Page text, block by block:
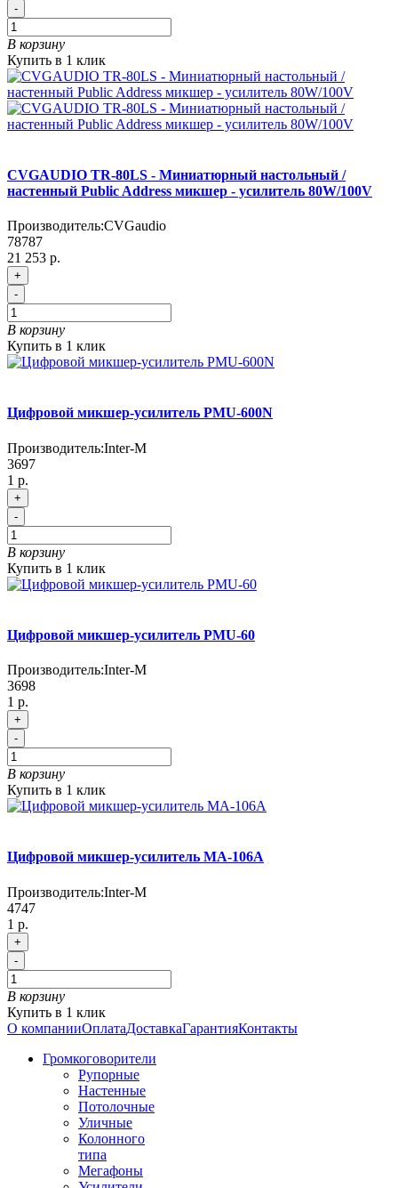
-
В корзину
Купить в 1 клик
CVGAUDIO TR-80LS - Миниатюрный настольный /
настенный Public Address микшер - усилитель 80W/100V
Производитель:CVGaudio
78787
21 253 р.
+
-
В корзину
Купить в 1 клик
Цифровой микшер-усилитель PMU-600N
Производитель:Inter-M
3697
1 р.
+
-
В корзину
Купить в 1 клик
Цифровой микшер-усилитель PMU-60
Производитель:Inter-M
3698
1 р.
+
-
В корзину
Купить в 1 клик
Цифровой микшер-усилитель MA-106A
Производитель:Inter-M
4747
1 р.
+
-
В корзину
Купить в 1 клик
О компанииОплатаДоставкаГарантияКонтакты
Громкоговорители
Рупорные
Настенные
Потолочные
Уличные
Колонного
типа
Мегафоны